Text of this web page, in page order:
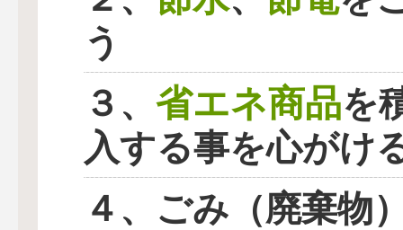
う
３、 省エネ商品を
入する事を心がけ
４、ごみ（廃棄物